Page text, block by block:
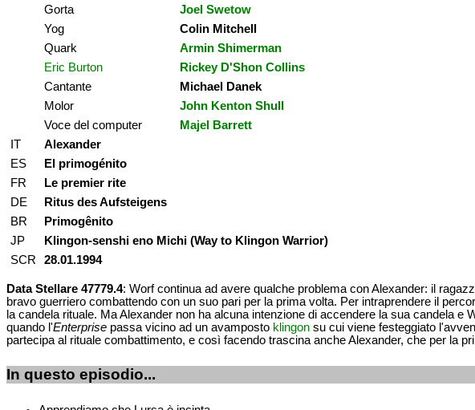
Gorta
Joel Swetow
Yog
Colin Mitchell
Quark
Armin Shimerman
Eric Burton
Rickey D'Shon Collins
Cantante
Michael Danek
Molor
John Kenton Shull
Voce del computer
Majel Barrett
IT
Alexander
ES
El primogénito
FR
Le premier rite
DE
Ritus des Aufsteigens
BR
Primogênito
JP
Klingon-senshi eno Michi (Way to Klingon Warrior)
SCR
28.01.1994
Data Stellare 47779.4: Worf continua ad avere qualche problema con Alexander: il
bravo guerriero combattendo con un suo pari per la prima volta. Per intraprendere il
la candela rituale. Ma Alexander non ha alcuna intenzione di accendere la sua candela
quando l'Enterprise passa vicino ad un avamposto klingon su cui viene festeggiato
partecipa al rituale combattimento, e così facendo trascina anche Alexander, che per la
In questo episodio...